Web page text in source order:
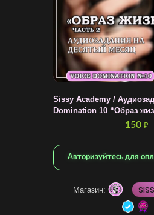
Sissy Academy /
Domination 10 “Образ
150₽
Авторизуйтесь для
Магазин: